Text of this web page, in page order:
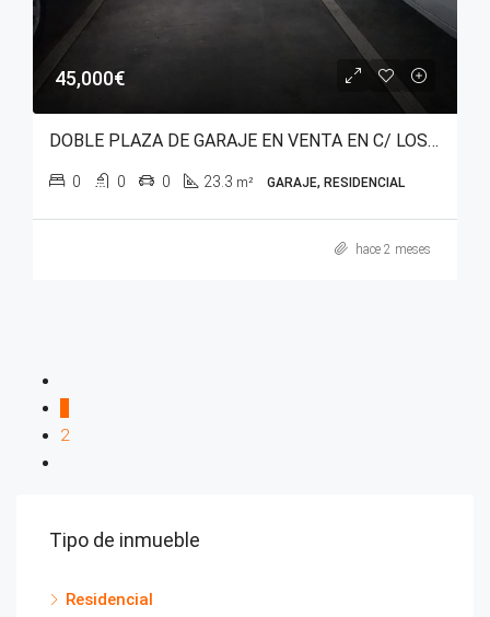
45,000€
DOBLE PLAZA DE GARAJE EN VENTA EN C/ LOS HERRÁN – VITORIA-GASTEIZ
0 0 0 23.3 m² GARAJE, RESIDENCIAL
hace 2 meses
2
Tipo de inmueble
Residencial